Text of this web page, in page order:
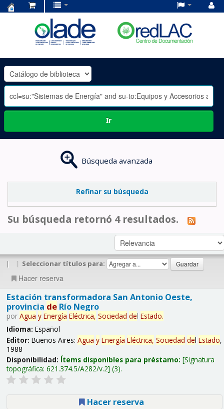
OLADE
-
Ir
Búsqueda avanzada
Refinar su búsqueda
Su búsqueda retornó 4 resultados.
| | Seleccionar títulos para:
Hacer reserva
Estación transformadora San Antonio Oeste,
provincia deRío Negro
por Agua y Energía Eléctrica, Sociedad del Estado.
Idioma: Español
Editor: Buenos Aires: Agua y Energía Eléctrica, Sociedad del Estado,
1988
Disponibilidad: Ítems disponibles para préstamo: Signatura
topográfica: 621.374.5/A282/v.2 (3).
Hacer reserva